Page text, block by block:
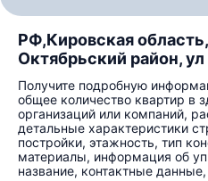
РФ,Кировская
Октябрьский район,
Получите подробную
общее количество квартир в
организаций или компаний,
детальные характеристики
постройки, этажность, тип
материалы, информация об
название, контактные